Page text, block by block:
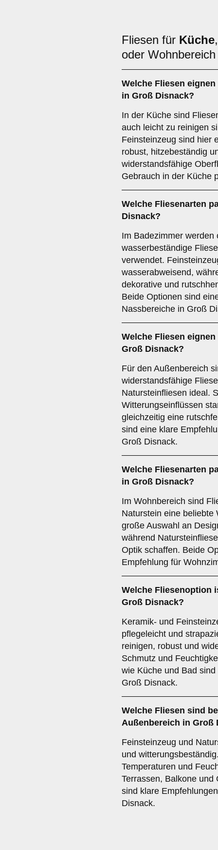
Fliesen für Küche
oder
Welche Fliesen
in Groß Disnack?
In der Küche sind
auch leicht zu reinigen
Feinsteinzeug sind hier
robust, hitzebeständig
widerstandsfähige
Gebrauch in der Küche
Welche Fliesenarten
Disnack?
Im Badezimmer werden
wasserbeständige
verwendet.
wasserabweisend,
dekorative und
Beide Optionen sind
Nassbereiche in Groß
Welche Fliesen
Groß Disnack?
Für den Außenbereich
widerstandsfähige
Natursteinfliesen ideal.
Witterungseinflüssen
gleichzeitig eine
sind eine klare
Groß Disnack.
Welche Fliesenarten
in Groß Disnack?
Im Wohnbereich sind
Naturstein eine beliebte
große Auswahl an
während
Optik schaffen. Beide
Empfehlung für
Welche Fliesenoption
Groß Disnack?
Keramik- und
pflegeleicht und
reinigen, robust und
Schmutz und
wie Küche und Bad
Groß Disnack.
Welche Fliesen sind
Außenbereich in Groß
Feinsteinzeug und
und
Temperaturen und
Terrassen, Balkone und
sind klare
Disnack.